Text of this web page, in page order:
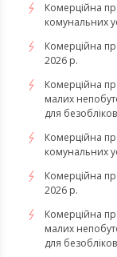
Комерційна
комунальних
Комерційна
2026 р.
Комерційна
малих
для
Комерційна
комунальних
Комерційна
2026 р.
Комерційна
малих
для